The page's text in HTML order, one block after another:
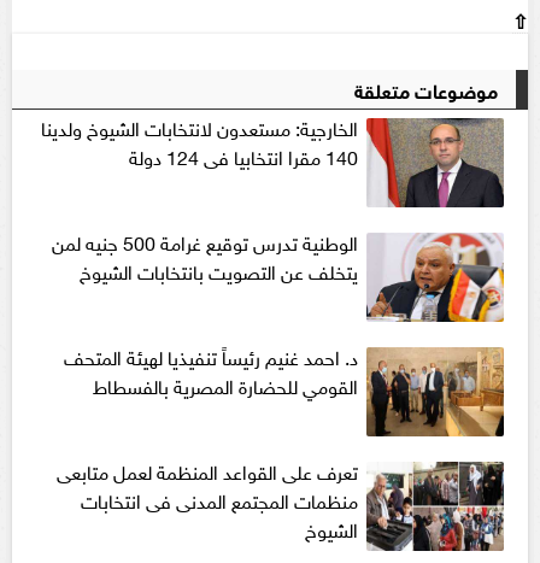
⇧
موضوعات متعلقة
الخارجية: مستعدون لانتخابات الشيوخ ولدينا
140 مقرا انتخابيا فى 124 دولة
الوطنية تدرس توقيع غرامة 500 جنيه لمن
يتخلف عن التصويت بانتخابات الشيوخ
د. احمد غنيم رئيساً تنفيذيا لهيئة المتحف
القومي للحضارة المصرية بالفسطاط
تعرف على القواعد المنظمة لعمل متابعى
منظمات المجتمع المدنى فى انتخابات
الشيوخ